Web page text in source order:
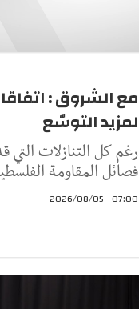
مع الشروق :
لمزيد التوسّع
رغم كل التنازلات
فصائل المقاومة
07:00 - 2026/08/05